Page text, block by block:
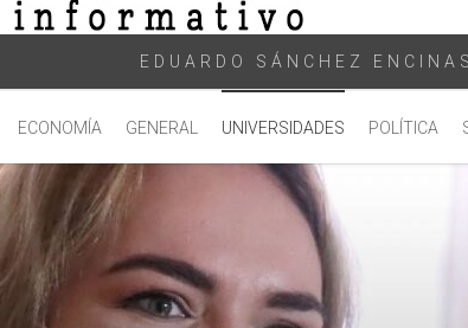
EDUARDO SÁNCHEZ ENCINAS
ECONOMÍA GENERAL UNIVERSIDADES POLÍTICA